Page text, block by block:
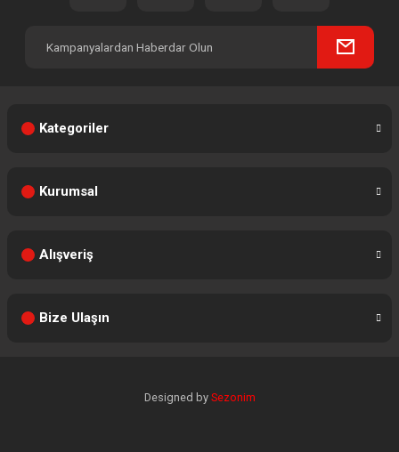
Kategoriler
Kurumsal
Alışveriş
Bize Ulaşın
Designed by Sezonim